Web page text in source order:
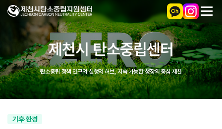
제천시 탄소중립센터
탄소중립 정책 연구와 실행의 허브, 지속 가능한 성장의 중심 제천
기후·환경